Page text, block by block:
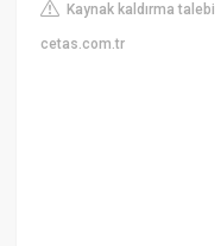
Kaynak kaldırma talebi
cetas.com.tr